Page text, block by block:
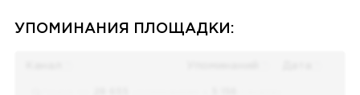
УПОМИНАНИЯ ПЛОЩАДКИ: